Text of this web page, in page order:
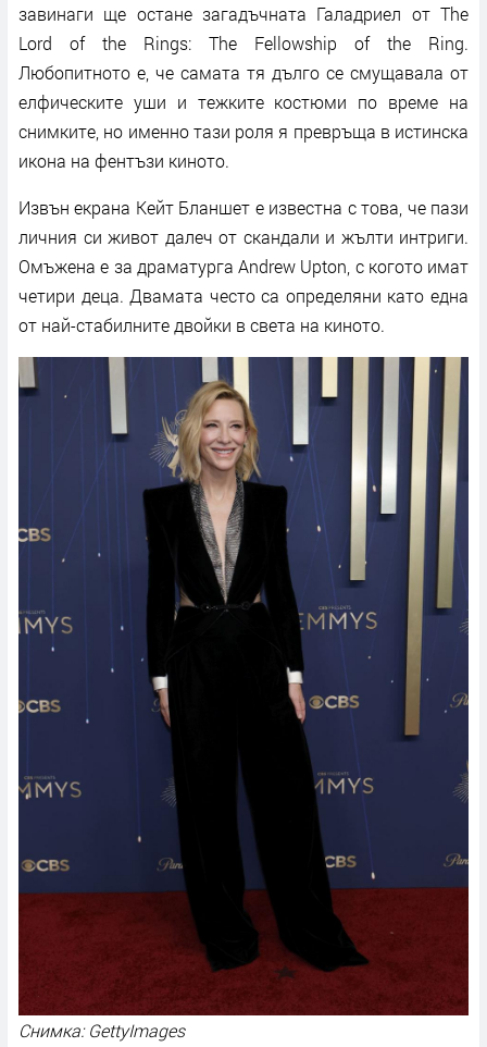
завинаги ще остане загадъчната Галадриел от The
Lord of the Rings: The Fellowship of the Ring.
Любопитното е, че самата тя дълго се смущавала от
елфическите уши и тежките костюми по време на
снимките, но именно тази роля я превръща в истинска
икона на фентъзи киното.
Извън екрана Кейт Бланшет е известна с това, че пази
личния си живот далеч от скандали и жълти интриги.
Омъжена е за драматурга Andrew Upton, с когото имат
четири деца. Двамата често са определяни като една
от най-стабилните двойки в света на киното.
Снимка: GettyImages